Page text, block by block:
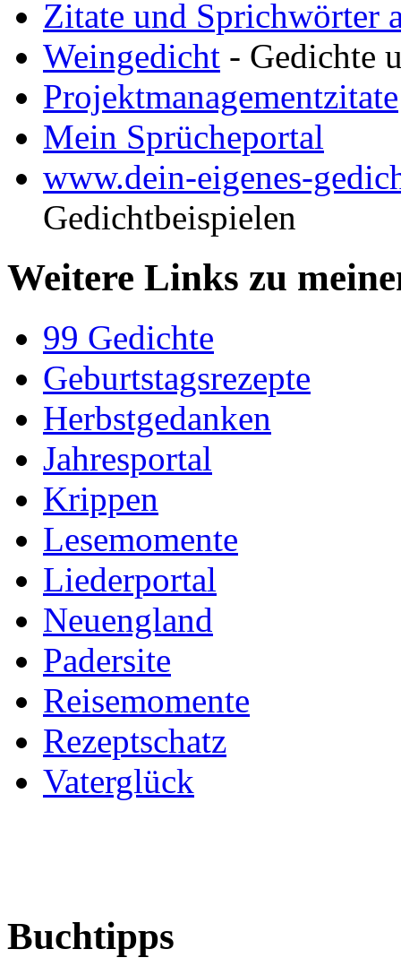
Zitate und Sprichwörter
Weingedicht - Gedichte
Projektmanagementzitate
Mein Sprücheportal
www.dein-eigenes-
Gedichtbeispielen
Weitere Links zu
99 Gedichte
Geburtstagsrezepte
Herbstgedanken
Jahresportal
Krippen
Lesemomente
Liederportal
Neuengland
Padersite
Reisemomente
Rezeptschatz
Vaterglück
Buchtipps